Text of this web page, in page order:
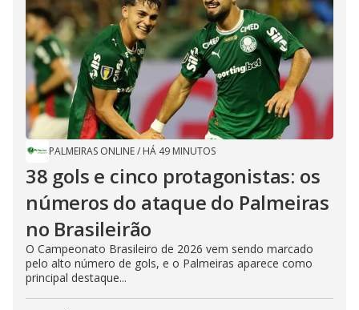
PALMEIRAS ONLINE/ HÁ 49 MINUTOS
38 gols e cinco protagonistas: os
números do ataque do Palmeiras
no Brasileirão
O Campeonato Brasileiro de 2026 vem sendo marcado
pelo alto número de gols, e o Palmeiras aparece como
principal destaque...